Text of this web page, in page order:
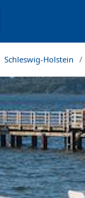
Schleswig-Holstein